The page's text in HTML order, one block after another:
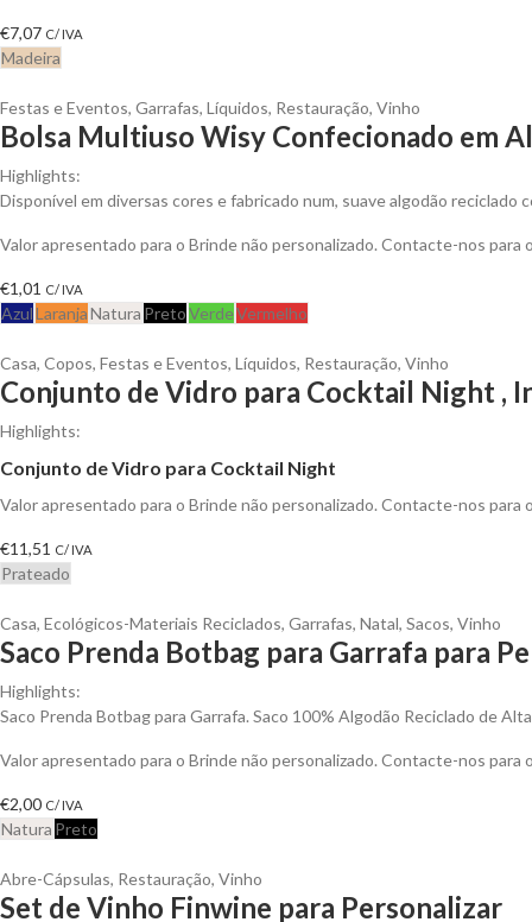
€7,07 C/ IVA
Madeira
Festas e Eventos, Garrafas, Líquidos, Restauração, Vinho
Bolsa Multiuso Wisy Confecionado em
Highlights:
Disponível em diversas cores e fabricado num, suave algodão reciclado
Valor apresentado para o Brinde não personalizado. Contacte-nos
€1,01 C/ IVA
AzulLaranjaNatura PretoVerdeVermelho
Casa, Copos, Festas e Eventos, Líquidos, Restauração, Vinho
Conjunto de Vidro para Cocktail Night ,
Highlights:
Conjunto de Vidro para Cocktail Night
Valor apresentado para o Brinde não personalizado. Contacte-nos
€11,51 C/ IVA
Prateado
Casa, Ecológicos-Materiais Reciclados, Garrafas, Natal, Sacos, Vinho
Saco Prenda Botbag para Garrafa para
Highlights:
Saco Prenda Botbag para Garrafa. Saco 100% Algodão Reciclado de
Valor apresentado para o Brinde não personalizado. Contacte-nos
€2,00 C/ IVA
Natura Preto
Abre-Cápsulas, Restauração, Vinho
Set de Vinho Finwine para Personalizar